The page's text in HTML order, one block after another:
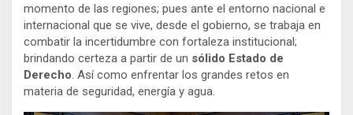
momento de las regiones; pues ante el entorno nacional e
internacional que se vive, desde el gobierno, se trabaja en
combatir la incertidumbre con fortaleza institucional;
brindando certeza a partir de un sólido Estado de
Derecho . Así como enfrentar los grandes retos en
materia de seguridad, energía y agua.